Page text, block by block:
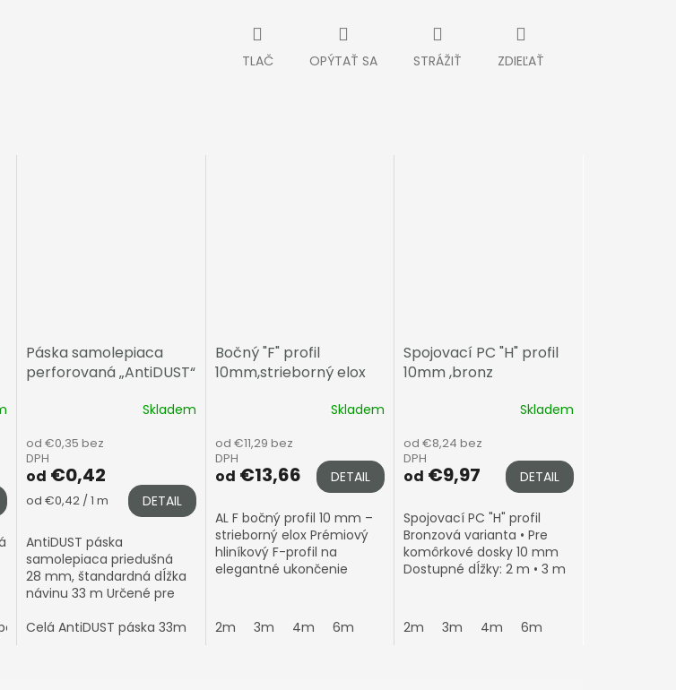
TLAČ OPÝTAŤ SA STRÁŽIŤ ZDIEĽAŤ
metrů
Páska samolepiaca
perforovaná „AntiDUST“
Skladem
od €0,35 bez
DPH
od €0,42
Jednotková
od €0,42 / 1 m DETAIL
AntiDUST páska
samolepiaca priedušná
28 mm, štandardná dĺžka
návinu 33 m Určené pre
4–10 mm • Priedušná
Celá AntiDUST páska 33m Zvolte počet metrů
Bočný "F" profil
10mm,strieborný elox
Skladem
od €11,29 bez
DPH
od €13,66 DETAIL
AL F bočný profil 10 mm –
strieborný elox Prémiový
hliníkový F-profil na
elegantné ukončenie
Upozornenie: Eloxované
hliníkové...
2m 3m 4m 6m
Spojovací PC "H" profil
10mm ,bronz
Skladem
od €8,24 bez
DPH
od €9,97 DETAIL
Spojovací PC "H" profil
Bronzová varianta • Pre
komôrkové dosky 10 mm
Dostupné dĺžky: 2 m • 3 m
viditeľného prechodu • UV
stabilný •...
2m 3m 4m 6m